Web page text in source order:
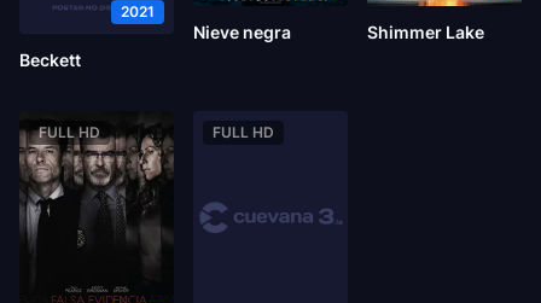
2021
Beckett
Nieve negra Shimmer Lake
FULL HD FULL HD